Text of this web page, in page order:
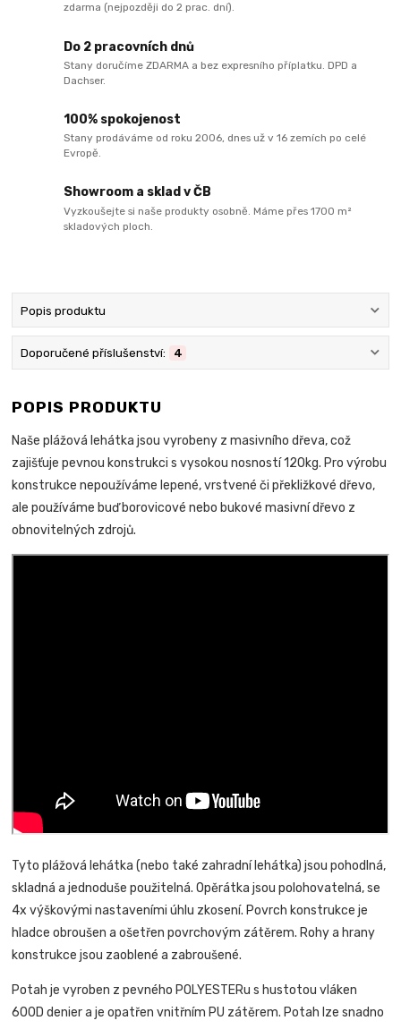
zdarma (nejpozději do 2 prac. dní).
Do 2 pracovních dnů
Stany doručíme ZDARMA a bez expresního příplatku. DPD a
Dachser.
100% spokojenost
Stany prodáváme od roku 2006, dnes už v 16 zemích po celé
Evropě.
Showroom a sklad v ČB
Vyzkoušejte si naše produkty osobně. Máme přes 1700 m²
skladových ploch.
Popis produktu
Doporučené příslušenství: 4
POPIS PRODUKTU
Naše plážová lehátka jsou vyrobeny z masivního dřeva, což
zajišťuje pevnou konstrukci s vysokou nosností 120kg. Pro výrobu
konstrukce nepoužíváme lepené, vrstvené či překližkové dřevo,
ale používáme buď borovicové nebo bukové masivní dřevo z
obnovitelných zdrojů.
Tyto plážová lehátka (nebo také zahradní lehátka) jsou pohodlná,
skladná a jednoduše použitelná. Opěrátka jsou polohovatelná, se
4x výškovými nastaveními úhlu zkosení. Povrch konstrukce je
hladce obroušen a ošetřen povrchovým zátěrem. Rohy a hrany
konstrukce jsou zaoblené a zabroušené.
Potah je vyroben z pevného POLYESTERu s hustotou vláken
600D denier a je opatřen vnitřním PU zátěrem. Potah lze snadno